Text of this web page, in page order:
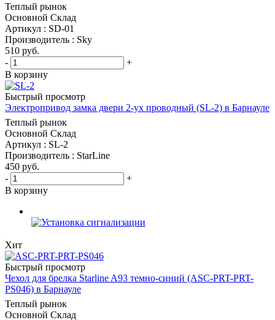
Теплый рынок
Основной Склад
Артикул : SD-01
Производитель : Sky
510 руб.
-
+
В корзину
Быстрый просмотр
Электропривод замка двери 2-ух проводный (SL-2) в Барнауле
Теплый рынок
Основной Склад
Артикул : SL-2
Производитель : StarLine
450 руб.
-
+
В корзину
Хит
Быстрый просмотр
Чехол для брелка Starline A93 темно-синий (ASC-PRT-PRT-
PS046) в Барнауле
Теплый рынок
Основной Склад